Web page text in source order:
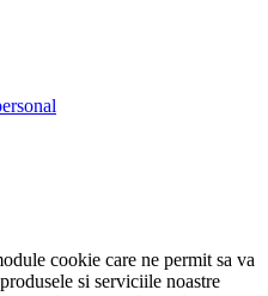
cookie care ne permit sa va
si serviciile noastre